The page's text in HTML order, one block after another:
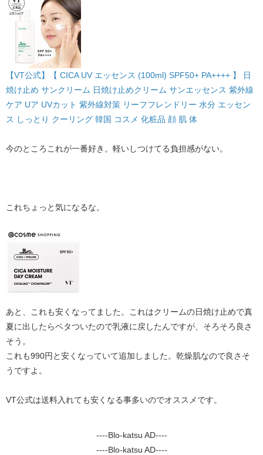
【VT公式】【 CICA UV エッセンス (100ml) SPF50+ PA++++ 】 日
焼け止め サンクリーム 日焼け止めクリーム サンエッセンス 紫外線
ケア Uア UVカット 紫外線対策 リーフフレンドリー 水分 エッセン
ス しっとり クーリング 韓国 コスメ 化粧品 顔 肌 体
今のところこれが一番好き。軽いしつけてる負担感がない。
これちょっと気になるな。​
あと、これも安くなってました。これはクリームの日焼け止めで真
夏に出したらベタついたので乳液に戻したんですが、そろそろ良さ
そう。
これも990円と安くなっていて追加しました。乾燥肌なので良さそ
うですよ。
VT公式は送料入れても安くなる事多いのでオススメです。
----Blo-katsu AD----
----Blo-katsu AD----